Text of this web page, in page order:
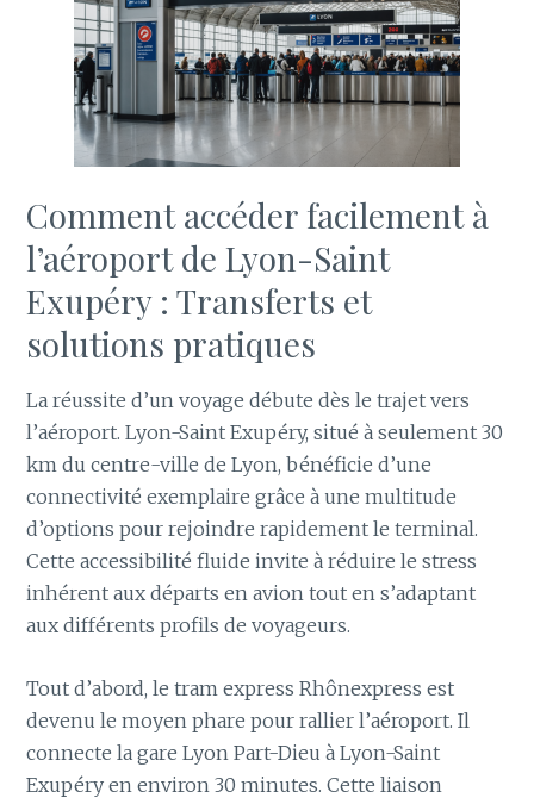
Comment accéder facilement à
l’aéroport de Lyon-Saint
Exupéry : Transferts et
solutions pratiques
La réussite d’un voyage débute dès le trajet vers
l’aéroport. Lyon-Saint Exupéry, situé à seulement 30
km du centre-ville de Lyon, bénéficie d’une
connectivité exemplaire grâce à une multitude
d’options pour rejoindre rapidement le terminal.
Cette accessibilité fluide invite à réduire le stress
inhérent aux départs en avion tout en s’adaptant
aux différents profils de voyageurs.
Tout d’abord, le tram express Rhônexpress est
devenu le moyen phare pour rallier l’aéroport. Il
connecte la gare Lyon Part-Dieu à Lyon-Saint
Exupéry en environ 30 minutes. Cette liaison